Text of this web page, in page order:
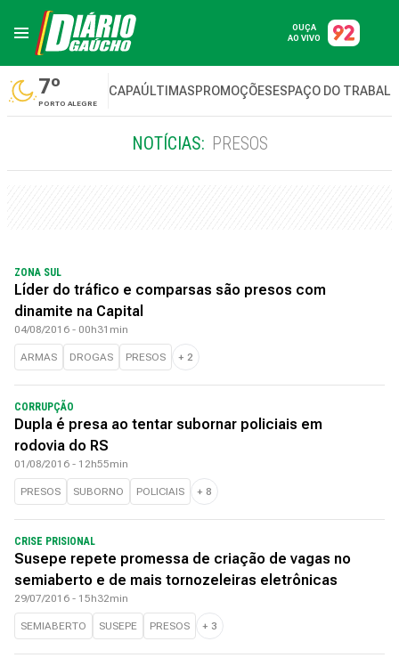
OUÇA
AO VIVO
7º
PORTO ALEGRE
CAPAÚLTIMASPROMOÇÕESESPAÇO DO
NOTÍCIAS: PRESOS
ZONA SUL
Líder do tráfico e comparsas são presos com
dinamite na Capital
04/08/2016 - 00h31min
ARMAS DROGAS PRESOS + 2
CORRUPÇÃO
Dupla é presa ao tentar subornar policiais em
rodovia do RS
01/08/2016 - 12h55min
PRESOS SUBORNO POLICIAIS + 8
CRISE PRISIONAL
Susepe repete promessa de criação de vagas no
semiaberto e de mais tornozeleiras eletrônicas
29/07/2016 - 15h32min
SEMIABERTO SUSEPE PRESOS + 3